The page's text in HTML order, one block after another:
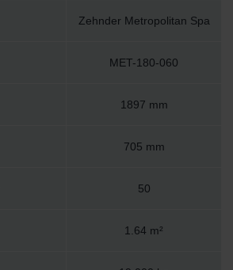
Zehnder Metropolitan Spa
MET-180-060
1897 mm
705 mm
50
1.64 m²